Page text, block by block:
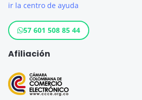
Crédito Hipotecario
Crédito de Consumo
Cuenta de ahorro
Seguro para Motos
ir la centro de ayuda
57 601 508 85 44
Afiliación